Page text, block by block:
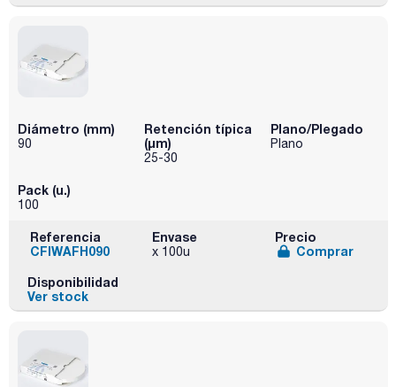
Diámetro (mm)
90
Retención típica
(µm)
25-30
Plano/Plegado
Plano
Pack (u.)
100
Referencia
CFIWAFH090
Envase
x 100u
Precio
Comprar
Disponibilidad
Ver stock